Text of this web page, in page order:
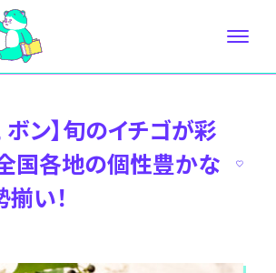
ボン】旬のイチゴが彩
国各地の個性豊かな
い！